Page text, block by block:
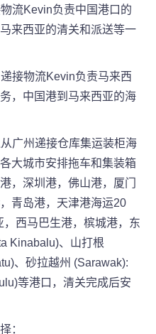
流Kevin负责中国港口的
来西亚的清关和派送等一
接物流Kevin负责马来西
，中国港到马来西亚的海
广州递接仓库集运装柜海
大城市安排拖车和集装箱
，深圳港，佛山港，厦门
青岛港，天津港海运20
西马巴生港，槟城港，东
Kinabalu)、山打根
、砂拉越州 (Sarawak):
等港口，清关完成后安
：